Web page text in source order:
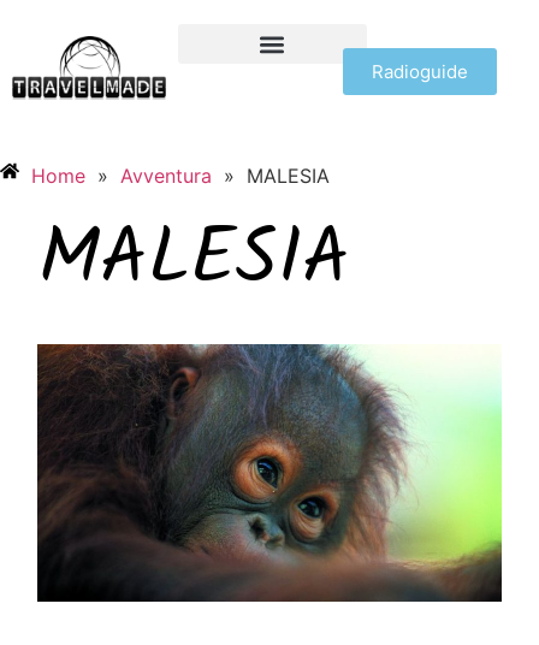
Radioguide
Home » Avventura » MALESIA
MALESIA